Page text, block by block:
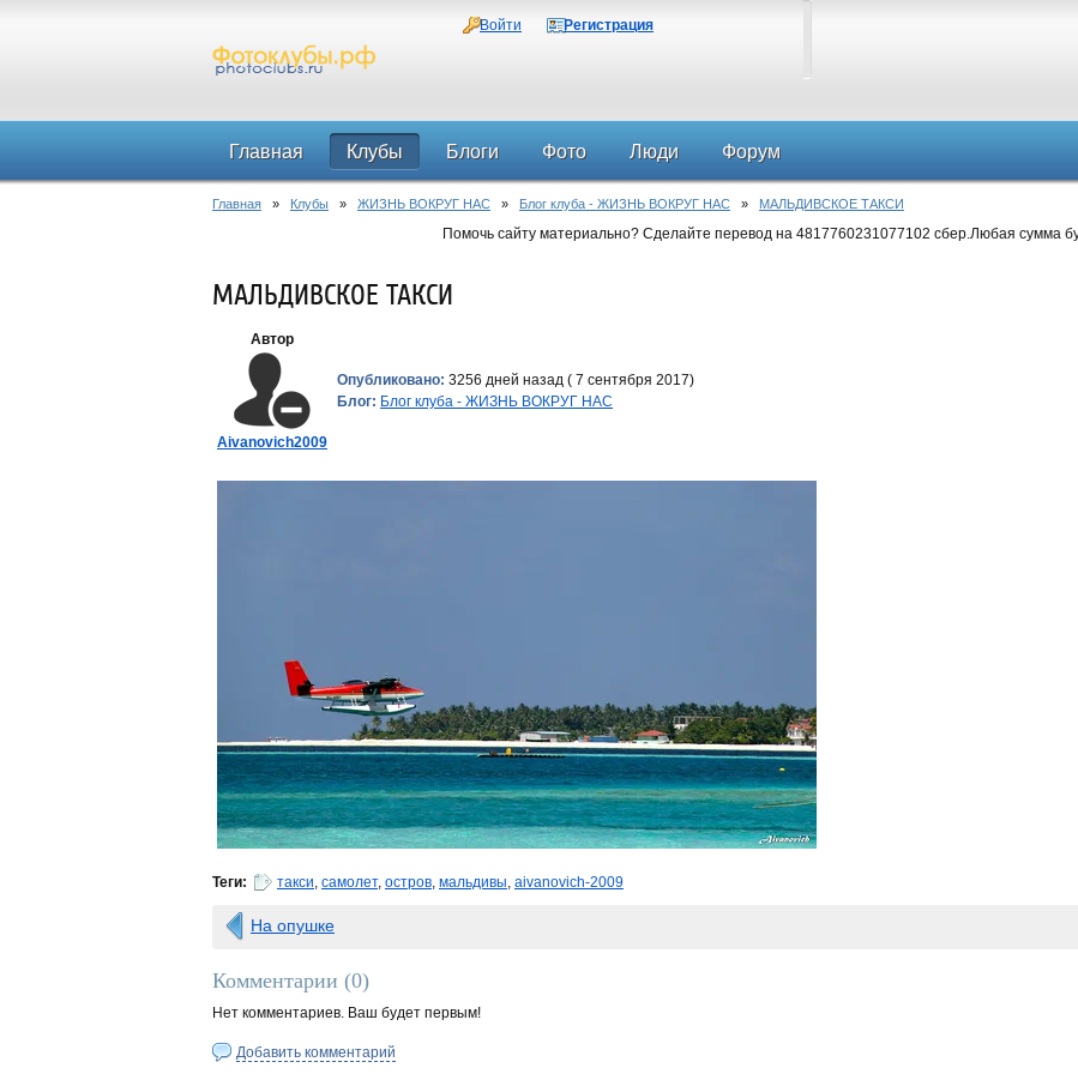
Войти Регистрация
Главная Клубы Блоги Фото Люди Форум
Главная » Клубы » ЖИЗНЬ ВОКРУГ НАС » Блог клуба - ЖИЗНЬ ВОКРУГ НАС » МАЛЬДИВСКОЕ ТАКСИ
Помочь сайту материально? Сделайте перевод на 4817760231077102 сбер.Любая сумма
МАЛЬДИВСКОЕ ТАКСИ
Автор
Aivanovich2009
Опубликовано: 3256 дней назад ( 7 сентября 2017)
Блог: Блог клуба - ЖИЗНЬ ВОКРУГ НАС
Теги: такси, самолет, остров, мальдивы, aivanovich-2009
На опушке
Комментарии (0)
Нет комментариев. Ваш будет первым!
Добавить комментарий